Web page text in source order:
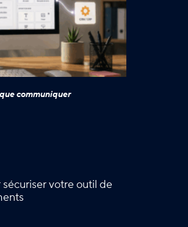
communiquer
votre outil de